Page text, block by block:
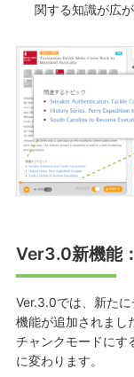
関する知識が広が
Ver3.0新機能
Ver.3.0では、新たに
機能が追加されまし
チャンクモードにす
に変わります。